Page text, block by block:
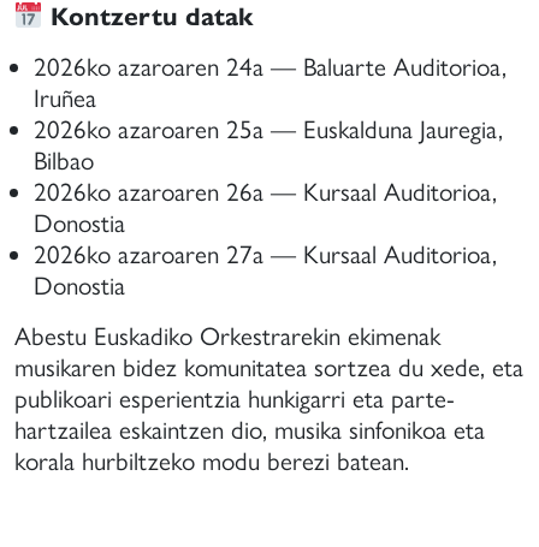
Kontzertu datak
2026ko azaroaren 24a — Baluarte Auditorioa,
Iruñea
2026ko azaroaren 25a — Euskalduna Jauregia,
Bilbao
2026ko azaroaren 26a — Kursaal Auditorioa,
Donostia
2026ko azaroaren 27a — Kursaal Auditorioa,
Donostia
Abestu Euskadiko Orkestrarekin ekimenak
musikaren bidez komunitatea sortzea du xede, eta
publikoari esperientzia hunkigarri eta parte-
hartzailea eskaintzen dio, musika sinfonikoa eta
korala hurbiltzeko modu berezi batean.